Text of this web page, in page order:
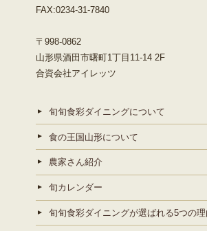
FAX:0234-31-7840
〒998-0862
山形県酒田市曙町1丁目11-14 2F
合資会社アイレッツ
旬旬食彩ダイニングについて
食の王国山形について
農家さん紹介
旬カレンダー
旬旬食彩ダイニングが選ばれる5つの理